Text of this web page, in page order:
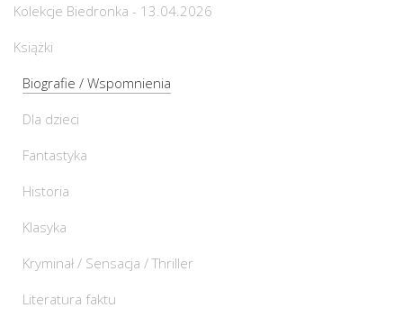
Kolekcje Biedronka - 13.04.2026
Książki
Biografie / Wspomnienia
Dla dzieci
Fantastyka
Historia
Klasyka
Kryminał / Sensacja / Thriller
Literatura faktu